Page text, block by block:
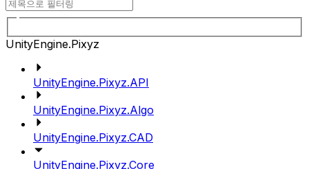
UnityEngine.Pixyz
UnityEngine.Pixyz.API
UnityEngine.Pixyz.Algo
UnityEngine.Pixyz.CAD
UnityEngine.Pixyz.Core